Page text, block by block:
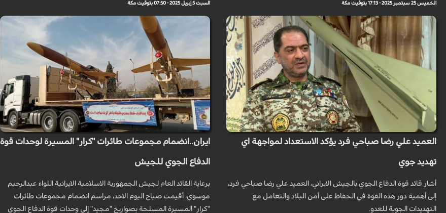
الخميس 25 سبتمبر 2025 - 17:13 بتوقيت مكة السبت 5 إبريل 2025 - 07:50 بتوقيت مكة
العميد علي رضا صباحي فرد يؤكد الاستعداد لمواجهة اي
تهديد جوي
أشار قائد قوة الدفاع الجوي بالجيش الايراني، العميد علي رضا صباحي فرد،
إلى أهمية دور هذه القوة في الحفاظ على أمن البلاد والتعامل مع
التهديدات الجوية للعدو.
ايران..انضمام مجموعات طائرات "كرار" المسيرة لوحدات قوة
الدفاع الجوي للجيش
برعاية القائد العام لجيش الجمهورية الاسلامية الايرانية اللواء عبدالرحيم
موسوي، أقيمت صباح اليوم الاحد، مراسم انضمام مجموعات طائرات
"كرار" المسيرة المسلحة بصواريخ "مجيد" إلى وحدات قوة الدفاع الجوي